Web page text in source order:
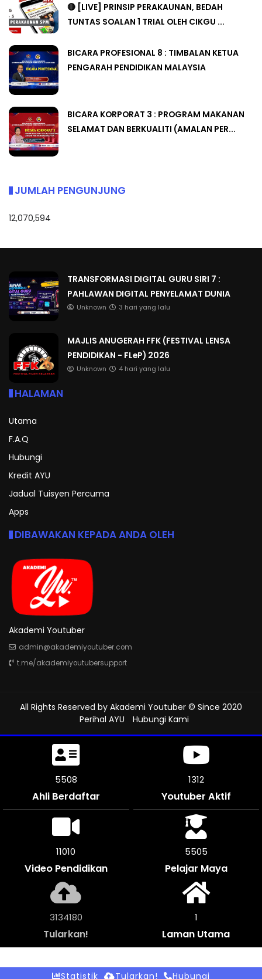
🔴 [LIVE] PRINSIP PERAKAUNAN, BEDAH
TUNTAS SOALAN 1 TRIAL OLEH CIKGU ...
BICARA PROFESIONAL 8 : TIMBALAN KETUA
PENGARAH PENDIDIKAN MALAYSIA
BICARA KORPORAT 3 : PROGRAM MAKANAN
SELAMAT DAN BERKUALITI (AMALAN PER...
JUMLAH PENGUNJUNG
12,070,594
TRANSFORMASI DIGITAL GURU SIRI 7 :
PAHLAWAN DIGITAL PENYELAMAT DUNIA
Unknown 3 hari yang lalu
MAJLIS ANUGERAH FFK (FESTIVAL LENSA
PENDIDIKAN - FLeP) 2026
Unknown 4 hari yang lalu
HALAMAN
Utama
F.A.Q
Hubungi
Kredit AYU
Jadual Tuisyen Percuma
Apps
DIBAWAKAN KEPADA ANDA OLEH
Akademi Youtuber
admin@akademiyoutuber.com
t.me/akademiyoutubersupport
All Rights Reserved by Akademi Youtuber © Since 2020
Perihal AYU
Hubungi Kami
5931
Ahli Berdaftar
1312
Youtuber Aktif
11862
Video Pendidikan
5928
Pelajar Maya
3375008
Tularkan!
1
Laman Utama
Statistik Tularkan! Hubungi